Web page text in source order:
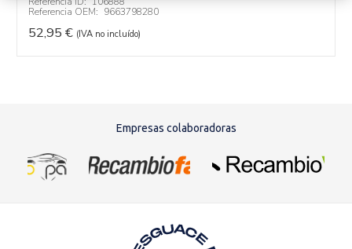
Referencia OEM: 9663798280
52,95 € (IVA no incluído)
Empresas colaboradoras